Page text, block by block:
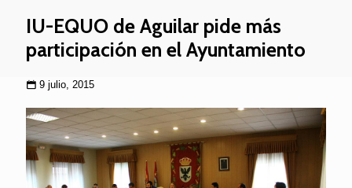
IU-EQUO de Aguilar pide más
participación en el Ayuntamiento
9 julio, 2015